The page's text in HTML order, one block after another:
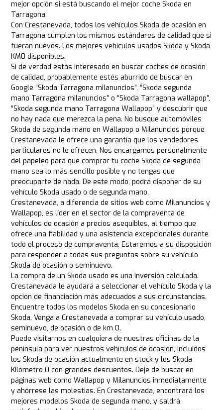
mejor opción si está buscando el mejor coche Skoda en
Tarragona.
Con Crestanevada, todos los vehículos Skoda de ocasión en
Tarragona cumplen los mismos estándares de calidad que si
fueran nuevos. Los mejores vehículos usados Skoda y Skoda
KM0 disponibles.
Si de verdad estás interesado en buscar coches de ocasión
de calidad, probablemente estés aburrido de buscar en
Google “Skoda Tarragona milanuncios”, “Skoda segunda
mano Tarragona milanuncios” o “Skoda Tarragona wallapop”,
“Skoda segunda mano Tarragona Wallapop” y descubrir que
no hay nada que merezca la pena. No busque automóviles
Skoda de segunda mano en Wallapop o Milanuncios porque
Crestanevada le ofrece una garantía que los vendedores
particulares no le ofrecen. Nos encargamos personalmente
del papeleo para que comprar tu coche Skoda de segunda
mano sea lo más sencillo posible y no tengas que
preocuparte de nada. De este modo, podrá disponer de su
vehículo Skoda usado o de segunda mano.
Crestanevada, a diferencia de sitios web como Milanuncios y
Wallapop, es líder en el sector de la compraventa de
vehículos de ocasión a precios asequibles, al tiempo que
ofrece una fiabilidad y una asistencia excepcionales durante
todo el proceso de compraventa. Estaremos a su disposición
para responder a todas sus preguntas sobre su vehículo
Skoda de ocasión o seminuevo.
La compra de un Skoda usado es una inversión calculada.
Crestanevada le ayudará a seleccionar el vehículo Skoda y la
opción de financiación más adecuados a sus circunstancias.
Encuentre todos los modelos Skoda en su concesionario
Skoda. Venga a Crestanevada a comprar su vehículo usado,
seminuevo, de ocasión o de km 0.
Puede visitarnos en cualquiera de nuestras oficinas de la
península para ver nuestros vehículos de ocasión, incluidos
los Skoda de ocasión actualmente en stock y los Skoda
Kilómetro 0 con grandes descuentos. Deje de buscar en
páginas web como Wallapop y Milanuncios inmediatamente
y ahórrese las molestias. En Crestanevada, encontrará los
mejores modelos Skoda de segunda mano, y saldrá